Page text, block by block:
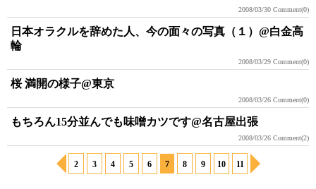
2008/03/30 Comment(0)
日本オラクルを辞めた人、今の面々の写真（１）@白金高
輪
2008/03/29 Comment(0)
桜 満開の様子@東京
2008/03/26 Comment(0)
もちろん15分並んでも味噌カツです@名古屋出張
2008/03/26 Comment(2)
2 3 4 5 6 7 8 9 10 11